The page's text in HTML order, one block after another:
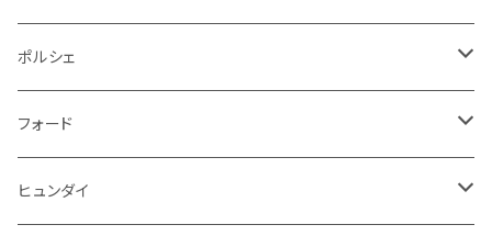
修理ツール
アームレスト
ドア回り
ホーン
キーホルダー
収納用品
ケーブル系
排気系
ガスケット
通信系
冷却系
ラジエーター
シフトノブ
運転席周り
ドア回り
ライト系
フロアマット
外装
グリル
ポルシェ
フロアマット
その他
フォード
フロアマット
ヒュンダイ